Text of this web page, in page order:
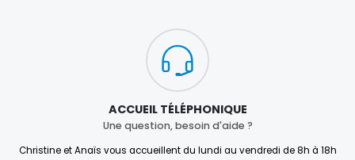
ACCUEIL TÉLÉPHONIQUE
Une question, besoin d'aide ?
Christine et Anaïs vous accueillent du lundi au vendredi de 8h à 18h